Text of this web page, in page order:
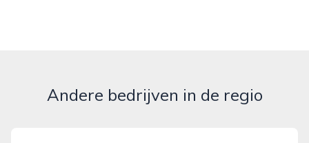
Andere bedrijven in de regio